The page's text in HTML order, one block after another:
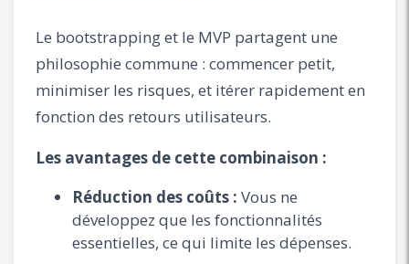
Le bootstrapping et le MVP partagent une
philosophie commune : commencer petit,
minimiser les risques, et itérer rapidement en
fonction des retours utilisateurs.
Les avantages de cette combinaison :
Réduction des coûts : Vous ne
développez que les fonctionnalités
essentielles, ce qui limite les dépenses.